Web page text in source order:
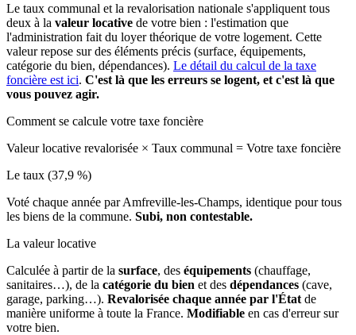
Le taux communal et la revalorisation nationale s'appliquent tous
deux à la valeur locative de votre bien : l'estimation que
l'administration fait du loyer théorique de votre logement. Cette
valeur repose sur des éléments précis (surface, équipements,
catégorie du bien, dépendances). Le détail du calcul de la taxe
foncière est ici. C'est là que les erreurs se logent, et c'est là que
vous pouvez agir.
Comment se calcule votre taxe foncière
Valeur locative revalorisée × Taux communal = Votre taxe foncière
Le taux (37,9 %)
Voté chaque année par Amfreville-les-Champs, identique pour tous
les biens de la commune. Subi, non contestable.
La valeur locative
Calculée à partir de la surface, des équipements (chauffage,
sanitaires…), de la catégorie du bien et des dépendances (cave,
garage, parking…). Revalorisée chaque année par l'État de
manière uniforme à toute la France. Modifiable en cas d'erreur sur
votre bien.